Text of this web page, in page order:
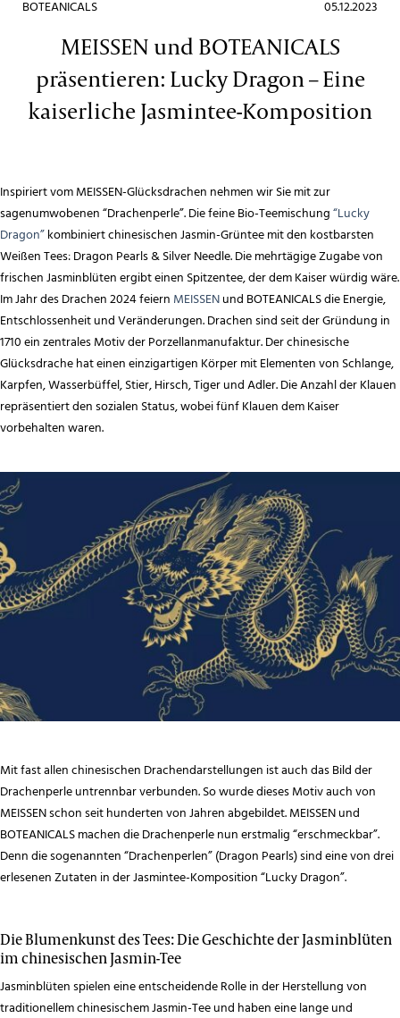
05.12.2023
BOTEANICALS
MEISSEN und BOTEANICALS
präsentieren: Lucky Dragon – Eine
kaiserliche Jasmintee-Komposition
Inspiriert vom MEISSEN-Glücksdrachen nehmen wir Sie mit zur
sagenumwobenen “Drachenperle”. Die feine Bio-Teemischung“Lucky
Dragon”kombiniert chinesischen Jasmin-Grüntee mit den kostbarsten
Weißen Tees: Dragon Pearls & Silver Needle. Die mehrtägige Zugabe von
frischen Jasminblüten ergibt einen Spitzentee, der dem Kaiser würdig wäre.
Im Jahr des Drachen 2024 feiern MEISSENund BOTEANICALS die Energie,
Entschlossenheit und Veränderungen. Drachen sind seit der Gründung in
1710 ein zentrales Motiv der Porzellanmanufaktur. Der chinesische
Glücksdrache hat einen einzigartigen Körper mit Elementen von Schlange,
Karpfen, Wasserbüffel, Stier, Hirsch, Tiger und Adler. Die Anzahl der Klauen
repräsentiert den sozialen Status, wobei fünf Klauen dem Kaiser
vorbehalten waren.
Mit fast allen chinesischen Drachendarstellungen ist auch das Bild der
Drachenperle untrennbar verbunden. So wurde dieses Motiv auch von
MEISSEN schon seit hunderten von Jahren abgebildet. MEISSEN und
BOTEANICALS machen die Drachenperle nun erstmalig “erschmeckbar”.
Denn die sogenannten “Drachenperlen” (Dragon Pearls) sind eine von drei
erlesenen Zutaten in der Jasmintee-Komposition “Lucky Dragon”.
Die Blumenkunst des Tees: Die Geschichte der Jasminblüten
im chinesischen Jasmin-Tee
Jasminblüten spielen eine entscheidende Rolle in der Herstellung von
traditionellem chinesischem Jasmin-Tee und haben eine lange und